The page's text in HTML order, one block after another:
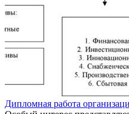
Дипломная работа